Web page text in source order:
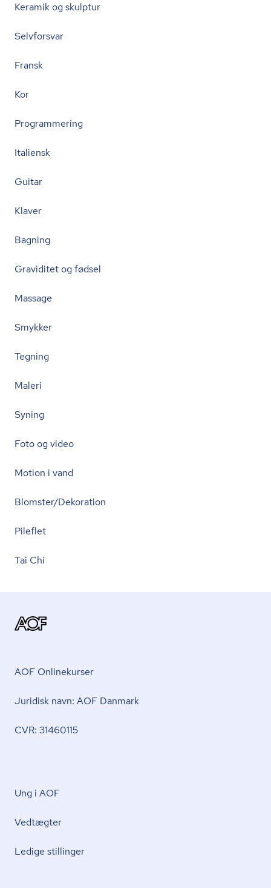
Keramik og skulptur
Selvforsvar
Fransk
Kor
Programmering
Italiensk
Guitar
Klaver
Bagning
Graviditet og fødsel
Massage
Smykker
Tegning
Maleri
Syning
Foto og video
Motion i vand
Blomster/Dekoration
Pileflet
Tai Chi
AOF Onlinekurser
Juridisk navn: AOF Danmark
CVR: 31460115
Ung i AOF
Vedtægter
Ledige stillinger